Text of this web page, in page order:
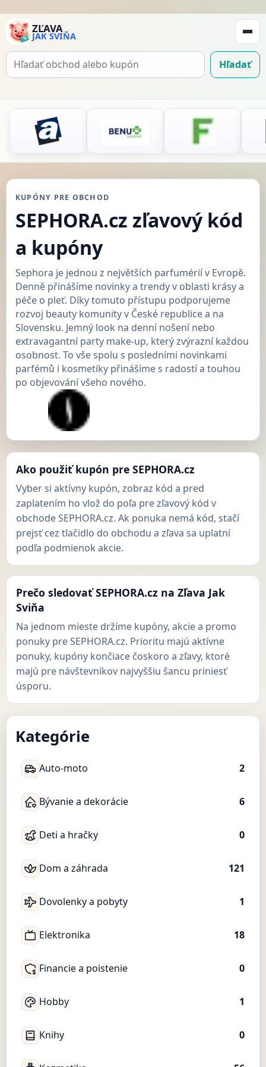
ZĽAVA
JAK SVIŇA
Hľadať
Hľadať
KUPÓNY PRE OBCHOD
SEPHORA.cz zľavový kód
a kupóny
Sephora je jednou z největších parfumérií v Evropě.
Denně přinášíme novinky a trendy v oblasti krásy a
péče o pleť. Díky tomuto přístupu podporujeme
rozvoj beauty komunity v České republice a na
Slovensku. Jemný look na denní nošení nebo
extravagantní party make-up, který zvýrazní každou
osobnost. To vše spolu s posledními novinkami
parfémů i kosmetiky přinášíme s radostí a touhou
po objevování všeho nového.
Ako použiť kupón pre SEPHORA.cz
Vyber si aktívny kupón, zobraz kód a pred
zaplatením ho vlož do poľa pre zľavový kód v
obchode SEPHORA.cz. Ak ponuka nemá kód, stačí
prejsť cez tlačidlo do obchodu a zľava sa uplatní
podľa podmienok akcie.
Prečo sledovať SEPHORA.cz na Zľava Jak
Sviňa
Na jednom mieste držíme kupóny, akcie a promo
ponuky pre SEPHORA.cz. Prioritu majú aktívne
ponuky, kupóny končiace čoskoro a zľavy, ktoré
majú pre návštevníkov najvyššiu šancu priniesť
úsporu.
Kategórie
Auto-moto 2
Bývanie a dekorácie 6
Deti a hračky 0
Dom a záhrada 121
Dovolenky a pobyty 1
Elektronika 18
Financie a poistenie 0
Hobby 1
Knihy 0